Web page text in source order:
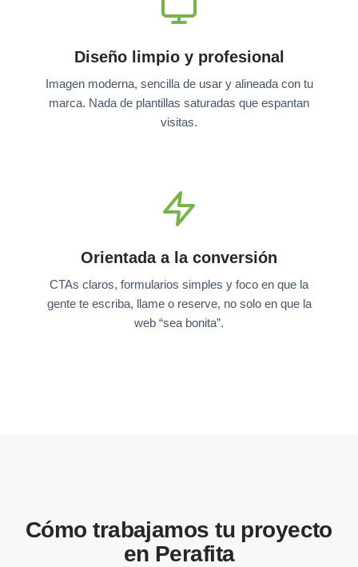
Diseño limpio y profesional
Imagen moderna, sencilla de usar y alineada con tu
marca. Nada de plantillas saturadas que espantan
visitas.
Orientada a la conversión
CTAs claros, formularios simples y foco en que la
gente te escriba, llame o reserve, no solo en que la
web “sea bonita”.
Cómo trabajamos tu proyecto
en Perafita